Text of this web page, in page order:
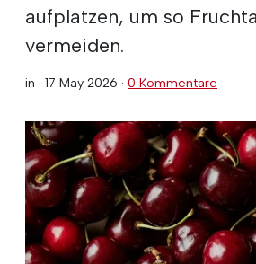
aufplatzen, um so
vermeiden.
in · 17 May 2026 · 0 Kommentare